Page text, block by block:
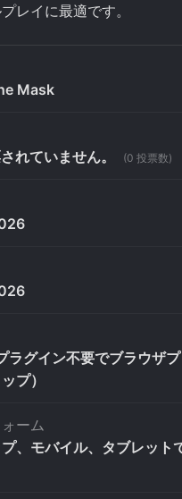
レイに最適です。
Mask
れていません。
(0 投票数)
ラグイン不要でブラウザ
プ）
ーム
、モバイル、タブレット